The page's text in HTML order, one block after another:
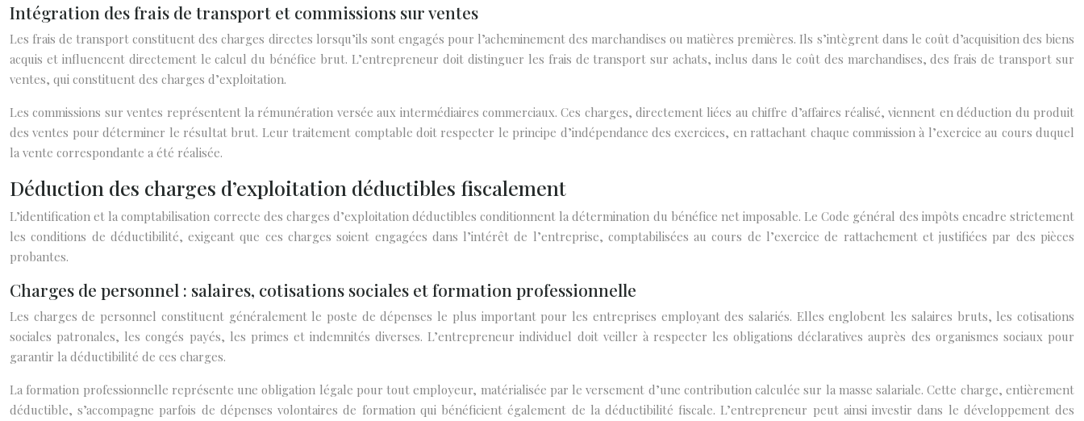
Intégration des frais de transport et commissions sur ventes
Les frais de transport constituent des charges directes lorsqu’ils sont engagés pour l’acheminement des marchandises ou matières premières. Ils s’intègrent dans le coût d’acquisition des biens
acquis et influencent directement le calcul du bénéfice brut. L’entrepreneur doit distinguer les frais de transport sur achats, inclus dans le coût des marchandises, des frais de transport sur
ventes, qui constituent des charges d’exploitation.
Les commissions sur ventes représentent la rémunération versée aux intermédiaires commerciaux. Ces charges, directement liées au chiffre d’affaires réalisé, viennent en déduction du produit
des ventes pour déterminer le résultat brut. Leur traitement comptable doit respecter le principe d’indépendance des exercices, en rattachant chaque commission à l’exercice au cours duquel
la vente correspondante a été réalisée.
Déduction des charges d’exploitation déductibles fiscalement
L’identification et la comptabilisation correcte des charges d’exploitation déductibles conditionnent la détermination du bénéfice net imposable. Le Code général des impôts encadre strictement
les conditions de déductibilité, exigeant que ces charges soient engagées dans l’intérêt de l’entreprise, comptabilisées au cours de l’exercice de rattachement et justifiées par des pièces
probantes.
Charges de personnel : salaires, cotisations sociales et formation professionnelle
Les charges de personnel constituent généralement le poste de dépenses le plus important pour les entreprises employant des salariés. Elles englobent les salaires bruts, les cotisations
sociales patronales, les congés payés, les primes et indemnités diverses. L’entrepreneur individuel doit veiller à respecter les obligations déclaratives auprès des organismes sociaux pour
garantir la déductibilité de ces charges.
La formation professionnelle représente une obligation légale pour tout employeur, matérialisée par le versement d’une contribution calculée sur la masse salariale. Cette charge, entièrement
déductible, s’accompagne parfois de dépenses volontaires de formation qui bénéficient également de la déductibilité fiscale. L’entrepreneur peut ainsi investir dans le développement des